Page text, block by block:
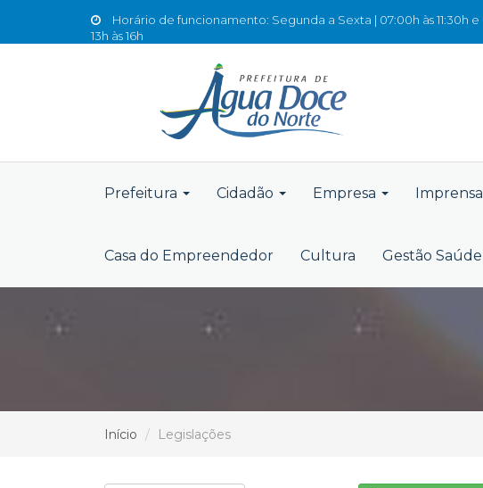
Horário de funcionamento: Segunda a Sexta | 07:00h às 11:30h e
13h às 16h
Prefeitura Cidadão Empresa Imprensa
Casa do Empreendedor Cultura Gestão Saúde
Início Legislações